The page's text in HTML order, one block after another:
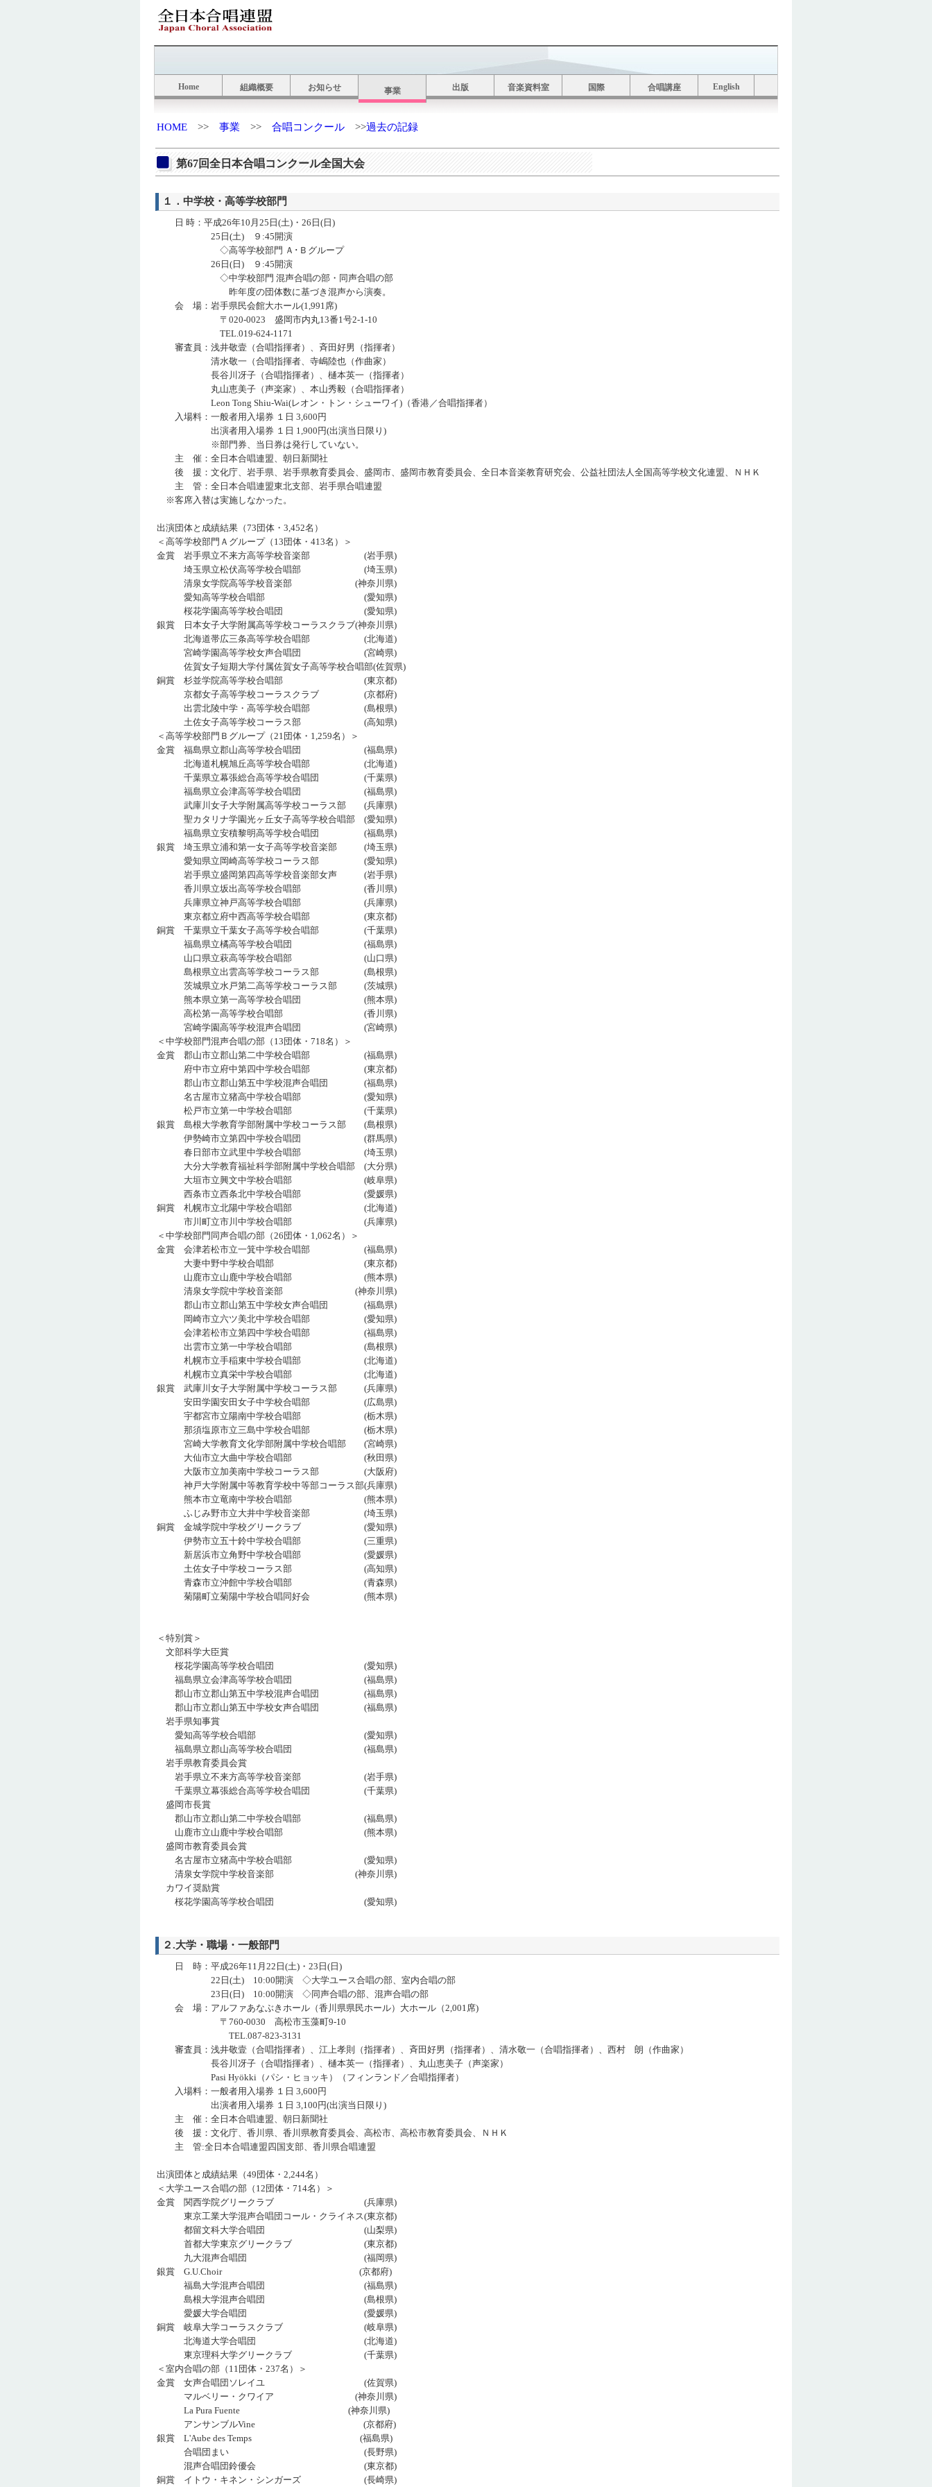
Home 組織概要 お知らせ 事業 出版 音楽資料室 国際 合唱講座 English
HOME >> 事業 >> 合唱コンクール >>過去の記録
第67回全日本合唱コンクール全国大会
１．中学校・高等学校部門
日 時：平成26年10月25日(土)・26日(日)
25日(土) ９:45開演
◇高等学校部門 Ａ･Ｂグループ
26日(日) ９:45開演
◇中学校部門 混声合唱の部・同声合唱の部
昨年度の団体数に基づき混声から演奏。
会 場：岩手県民会館大ホール(1,991席)
〒020-0023 盛岡市内丸13番1号2-1-10
TEL.019-624-1171
審査員：浅井敬壹（合唱指揮者）、斉田好男（指揮者）
清水敬一（合唱指揮者、寺嶋陸也（作曲家）
長谷川冴子（合唱指揮者）、樋本英一（指揮者）
丸山恵美子（声楽家）、本山秀毅（合唱指揮者）
Leon Tong Shiu-Wai(レオン・トン・シューワイ)（香港／合唱指揮者）
入場料：一般者用入場券 １日 3,600円
出演者用入場券 １日 1,900円(出演当日限り)
※部門券、当日券は発行していない。
主 催：全日本合唱連盟、朝日新聞社
後 援：文化庁、岩手県、岩手県教育委員会、盛岡市、盛岡市教育委員会、全日本音楽教育研究会、公益社団法人全国高等学校文化連盟、ＮＨＫ
主 管：全日本合唱連盟東北支部、岩手県合唱連盟
※客席入替は実施しなかった。
出演団体と成績結果（73団体・3,452名）
＜高等学校部門Ａグループ（13団体・413名）＞
金賞 岩手県立不来方高等学校音楽部 (岩手県)
埼玉県立松伏高等学校合唱部 (埼玉県)
清泉女学院高等学校音楽部 (神奈川県)
愛知高等学校合唱部 (愛知県)
桜花学園高等学校合唱団 (愛知県)
銀賞 日本女子大学附属高等学校コーラスクラブ(神奈川県)
北海道帯広三条高等学校合唱部 (北海道)
宮崎学園高等学校女声合唱団 (宮崎県)
佐賀女子短期大学付属佐賀女子高等学校合唱部(佐賀県)
銅賞 杉並学院高等学校合唱部 (東京都)
京都女子高等学校コーラスクラブ (京都府)
出雲北陵中学・高等学校合唱部 (島根県)
土佐女子高等学校コーラス部 (高知県)
＜高等学校部門Ｂグループ（21団体・1,259名）＞
金賞 福島県立郡山高等学校合唱団 (福島県)
北海道札幌旭丘高等学校合唱部 (北海道)
千葉県立幕張総合高等学校合唱団 (千葉県)
福島県立会津高等学校合唱団 (福島県)
武庫川女子大学附属高等学校コーラス部 (兵庫県)
聖カタリナ学園光ヶ丘女子高等学校合唱部 (愛知県)
福島県立安積黎明高等学校合唱団 (福島県)
銀賞 埼玉県立浦和第一女子高等学校音楽部 (埼玉県)
愛知県立岡崎高等学校コーラス部 (愛知県)
岩手県立盛岡第四高等学校音楽部女声 (岩手県)
香川県立坂出高等学校合唱部 (香川県)
兵庫県立神戸高等学校合唱部 (兵庫県)
東京都立府中西高等学校合唱部 (東京都)
銅賞 千葉県立千葉女子高等学校合唱部 (千葉県)
福島県立橘高等学校合唱団 (福島県)
山口県立萩高等学校合唱部 (山口県)
島根県立出雲高等学校コーラス部 (島根県)
茨城県立水戸第二高等学校コーラス部 (茨城県)
熊本県立第一高等学校合唱団 (熊本県)
高松第一高等学校合唱部 (香川県)
宮崎学園高等学校混声合唱団 (宮崎県)
＜中学校部門混声合唱の部（13団体・718名）＞
金賞 郡山市立郡山第二中学校合唱部 (福島県)
府中市立府中第四中学校合唱部 (東京都)
郡山市立郡山第五中学校混声合唱団 (福島県)
名古屋市立猪高中学校合唱部 (愛知県)
松戸市立第一中学校合唱部 (千葉県)
銀賞 島根大学教育学部附属中学校コーラス部 (島根県)
伊勢崎市立第四中学校合唱団 (群馬県)
春日部市立武里中学校合唱部 (埼玉県)
大分大学教育福祉科学部附属中学校合唱部 (大分県)
大垣市立興文中学校合唱部 (岐阜県)
西条市立西条北中学校合唱部 (愛媛県)
銅賞 札幌市立北陽中学校合唱部 (北海道)
市川町立市川中学校合唱部 (兵庫県)
＜中学校部門同声合唱の部（26団体・1,062名）＞
金賞 会津若松市立一箕中学校合唱部 (福島県)
大妻中野中学校合唱部 (東京都)
山鹿市立山鹿中学校合唱部 (熊本県)
清泉女学院中学校音楽部 (神奈川県)
郡山市立郡山第五中学校女声合唱団 (福島県)
岡崎市立六ツ美北中学校合唱部 (愛知県)
会津若松市立第四中学校合唱部 (福島県)
出雲市立第一中学校合唱部 (島根県)
札幌市立手稲東中学校合唱部 (北海道)
札幌市立真栄中学校合唱部 (北海道)
銀賞 武庫川女子大学附属中学校コーラス部 (兵庫県)
安田学園安田女子中学校合唱部 (広島県)
宇都宮市立陽南中学校合唱部 (栃木県)
那須塩原市立三島中学校合唱部 (栃木県)
宮崎大学教育文化学部附属中学校合唱部 (宮崎県)
大仙市立大曲中学校合唱部 (秋田県)
大阪市立加美南中学校コーラス部 (大阪府)
神戸大学附属中等教育学校中等部コーラス部(兵庫県)
熊本市立竜南中学校合唱部 (熊本県)
ふじみ野市立大井中学校音楽部 (埼玉県)
銅賞 金城学院中学校グリークラブ (愛知県)
伊勢市立五十鈴中学校合唱部 (三重県)
新居浜市立角野中学校合唱部 (愛媛県)
土佐女子中学校コーラス部 (高知県)
青森市立沖館中学校合唱部 (青森県)
菊陽町立菊陽中学校合唱同好会 (熊本県)
＜特別賞＞
文部科学大臣賞
桜花学園高等学校合唱団 (愛知県)
福島県立会津高等学校合唱団 (福島県)
郡山市立郡山第五中学校混声合唱団 (福島県)
郡山市立郡山第五中学校女声合唱団 (福島県)
岩手県知事賞
愛知高等学校合唱部 (愛知県)
福島県立郡山高等学校合唱団 (福島県)
岩手県教育委員会賞
岩手県立不来方高等学校音楽部 (岩手県)
千葉県立幕張総合高等学校合唱団 (千葉県)
盛岡市長賞
郡山市立郡山第二中学校合唱部 (福島県)
山鹿市立山鹿中学校合唱部 (熊本県)
盛岡市教育委員会賞
名古屋市立猪高中学校合唱部 (愛知県)
清泉女学院中学校音楽部 (神奈川県)
カワイ奨励賞
桜花学園高等学校合唱団 (愛知県)
２.大学・職場・一般部門
日 時：平成26年11月22日(土)・23日(日)
22日(土) 10:00開演 ◇大学ユース合唱の部、室内合唱の部
23日(日) 10:00開演 ◇同声合唱の部、混声合唱の部
会 場：アルファあなぶきホール（香川県県民ホール）大ホール（2,001席)
〒760-0030 高松市玉藻町9-10
TEL.087-823-3131
審査員：浅井敬壹（合唱指揮者）、江上孝則（指揮者）、斉田好男（指揮者）、清水敬一（合唱指揮者）、西村 朗（作曲家）
長谷川冴子（合唱指揮者）、樋本英一（指揮者）、丸山恵美子（声楽家）
Pasi Hyökki（パシ・ヒョッキ）（フィンランド／合唱指揮者）
入場料：一般者用入場券 １日 3,600円
出演者用入場券 １日 3,100円(出演当日限り)
主 催：全日本合唱連盟、朝日新聞社
後 援：文化庁、香川県、香川県教育委員会、高松市、高松市教育委員会、ＮＨＫ
主 管:全日本合唱連盟四国支部、香川県合唱連盟
出演団体と成績結果（49団体・2,244名）
＜大学ユース合唱の部（12団体・714名）＞
金賞 関西学院グリークラブ (兵庫県)
東京工業大学混声合唱団コール・クライネス(東京都)
都留文科大学合唱団 (山梨県)
首都大学東京グリークラブ (東京都)
九大混声合唱団 (福岡県)
銀賞 G.U.Choir (京都府)
福島大学混声合唱団 (福島県)
島根大学混声合唱団 (島根県)
愛媛大学合唱団 (愛媛県)
銅賞 岐阜大学コーラスクラブ (岐阜県)
北海道大学合唱団 (北海道)
東京理科大学グリークラブ (千葉県)
＜室内合唱の部（11団体・237名）＞
金賞 女声合唱団ソレイユ (佐賀県)
マルベリー・クワイア (神奈川県)
La Pura Fuente (神奈川県)
アンサンブルVine (京都府)
銀賞 L'Aube des Temps (福島県)
合唱団まい (長野県)
混声合唱団鈴優会 (東京都)
銅賞 イトウ・キネン・シンガーズ (長崎県)